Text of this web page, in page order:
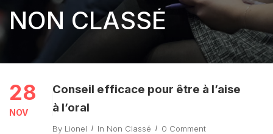
NON CLASSÉ
28
NOV
Conseil efficace pour être à l’aise
à l’oral
By Lionel In Non Classé 0 Comment